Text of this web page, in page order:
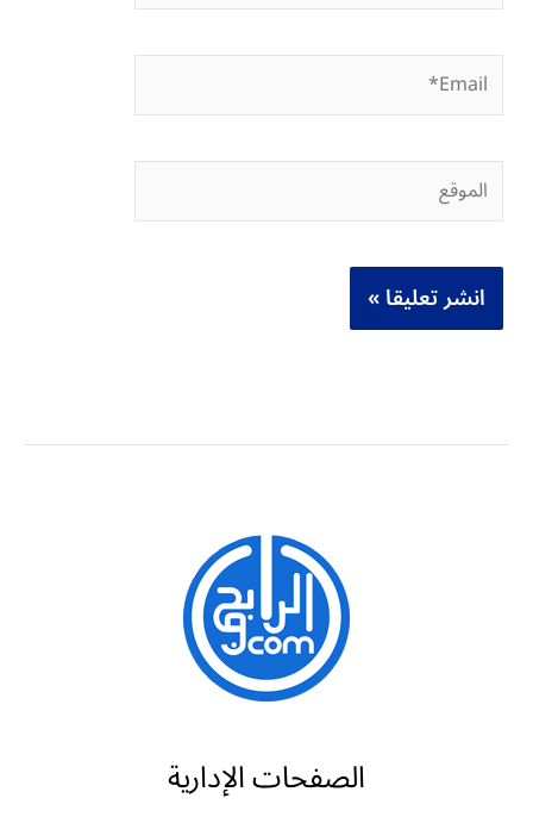
Email*
الموقع
الصفحات الإدارية